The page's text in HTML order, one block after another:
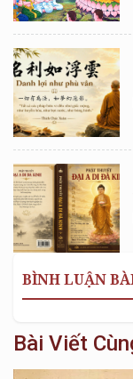
BÌNH LUẬN
Bài Viết